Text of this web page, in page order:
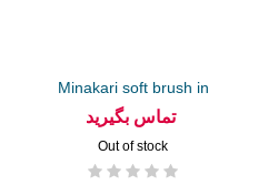
Minakari soft brush in
different...
تماس بگیرید
Out of stock